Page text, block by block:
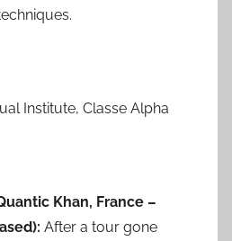
Institute, Classe Alpha
Khan, France –
After a tour gone